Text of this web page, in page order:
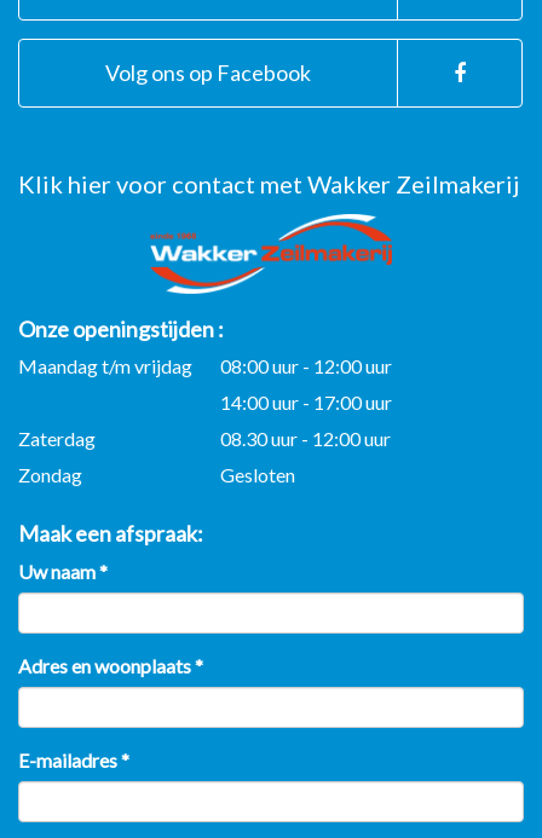
Volg ons op Facebook
Klik hier voor contact met Wakker Zeilmakerij
Onze openingstijden
Maandag t/m vrijdag
08:00 uur - 12:00 uur
14:00 uur - 17:00 uur
Zaterdag
08.30 uur - 12:00 uur
Zondag
Gesloten
Maak een afspraak
Uw naam*
Adres en woonplaats*
E-mailadres*